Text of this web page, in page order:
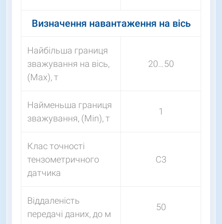
Визначення навантаження на вісь
Найбільша границя
зважування на вісь,
(Max), т
20…50
Найменьша границя
зважування, (Min), т
1
Клас точності
тензометричного
датчика
С3
Віддаленість
передачі даних, до м
50